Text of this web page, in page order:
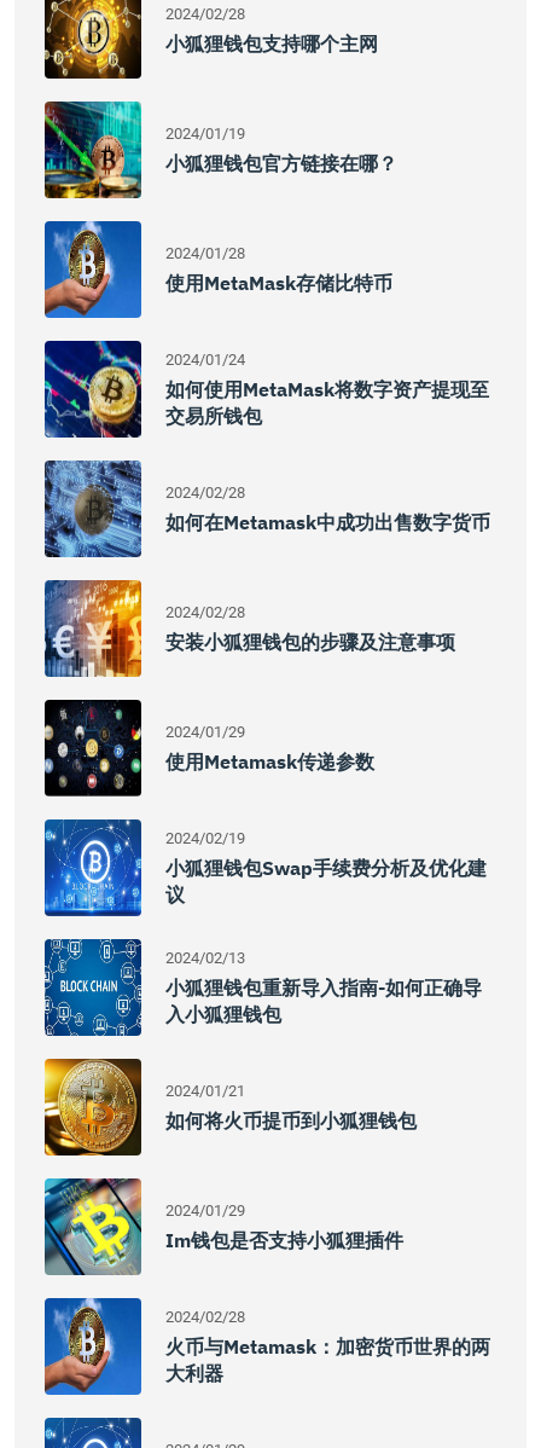
2024/02/28
小狐狸钱包支持哪个主网
2024/01/19
小狐狸钱包官方链接在哪？
2024/01/28
使用MetaMask存储比特币
2024/01/24
如何使用MetaMask将数字资产提现至
交易所钱包
2024/02/28
如何在Metamask中成功出售数字货币
2024/02/28
安装小狐狸钱包的步骤及注意事项
2024/01/29
使用Metamask传递参数
2024/02/19
小狐狸钱包swap手续费分析及优化建
议
2024/02/13
小狐狸钱包重新导入指南-如何正确导
入小狐狸钱包
2024/01/21
如何将火币提币到小狐狸钱包
2024/01/29
Im钱包是否支持小狐狸插件
2024/02/28
火币与Metamask：加密货币世界的两
大利器